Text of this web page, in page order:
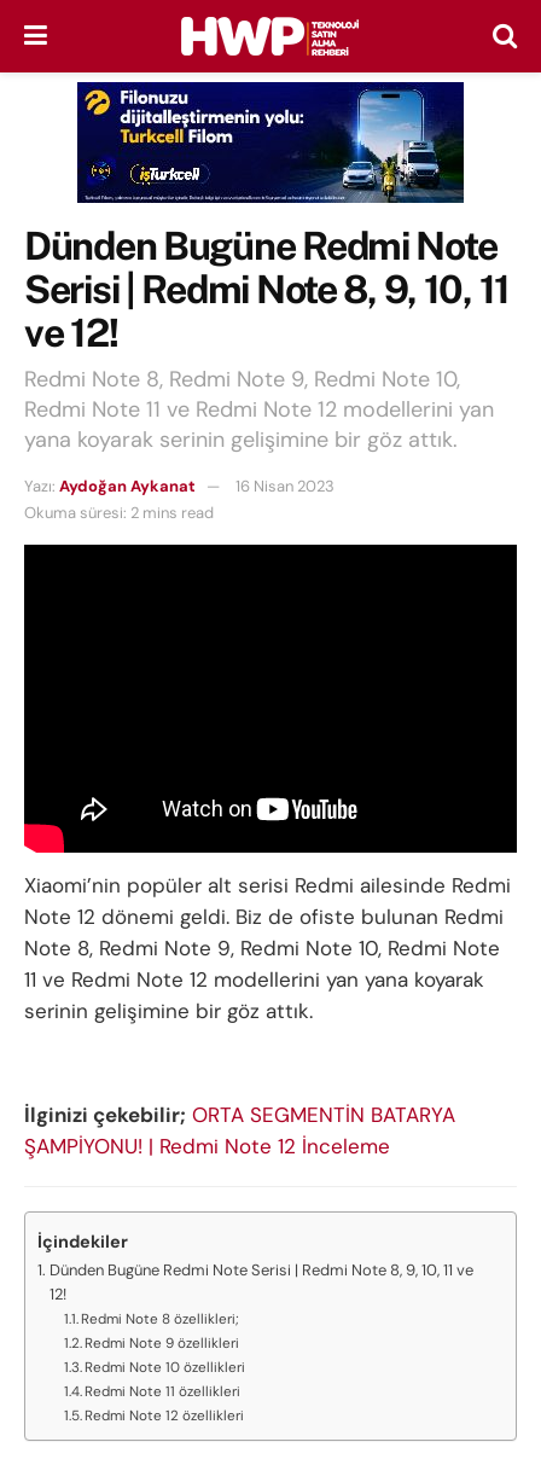
Dünden Bugüne Redmi Note
Serisi | Redmi Note 8, 9, 10, 11
ve 12!
Redmi Note 8, Redmi Note 9, Redmi Note 10,
Redmi Note 11 ve Redmi Note 12 modellerini yan
yana koyarak serinin gelişimine bir göz attık.
Yazı: Aydoğan Aykanat
16 Nisan 2023
Okuma süresi: 2 mins read
Xiaomi’nin popüler alt serisi Redmi ailesinde Redmi
Note 12 dönemi geldi. Biz de ofiste bulunan Redmi
Note 8, Redmi Note 9, Redmi Note 10, Redmi Note
11 ve Redmi Note 12 modellerini yan yana koyarak
serinin gelişimine bir göz attık.
İlginizi çekebilir; ORTA SEGMENTİN BATARYA
ŞAMPİYONU! | Redmi Note 12 İnceleme
İçindekiler
Dünden Bugüne Redmi Note Serisi | Redmi Note 8, 9, 10, 11 ve
12!
Redmi Note 8 özellikleri;
Redmi Note 9 özellikleri
Redmi Note 10 özellikleri
Redmi Note 11 özellikleri
Redmi Note 12 özellikleri